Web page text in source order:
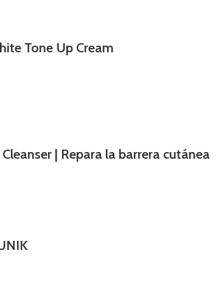
Tone Up Cream
| Repara la barrera cutánea